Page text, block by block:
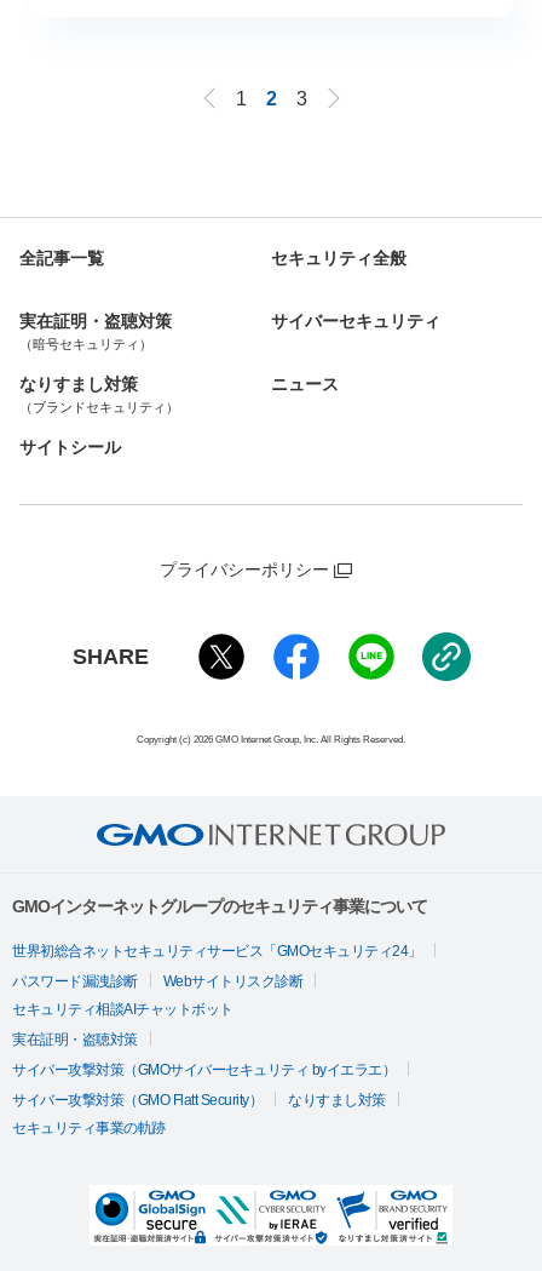
1 2 3
全記事一覧 セキュリティ全般
実在証明・盗聴対策
（暗号セキュリティ）
サイバーセキュリティ
なりすまし対策
（ブランドセキュリティ）
ニュース
サイトシール
プライバシーポリシー
SHARE
Copyright (c) 2026 GMO Internet Group, Inc. All Rights Reserved.
GMOインターネットグループのセキュリティ事業について
世界初総合ネットセキュリティサービス「GMOセキュリティ24」
パスワード漏洩診断
Webサイトリスク診断
セキュリティ相談AIチャットボット
実在証明・盗聴対策
サイバー攻撃対策（GMOサイバーセキュリティ byイエラエ）
サイバー攻撃対策（GMO Flatt Security）
なりすまし対策
セキュリティ事業の軌跡